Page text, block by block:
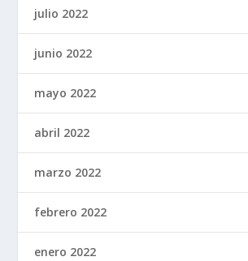
julio 2022
junio 2022
mayo 2022
abril 2022
marzo 2022
febrero 2022
enero 2022